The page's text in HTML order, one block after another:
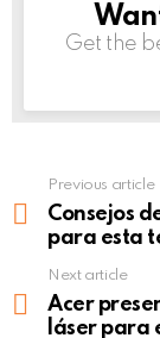
Get the
more
Previous article
Consejos
para esta
Next article
Acer
láser para